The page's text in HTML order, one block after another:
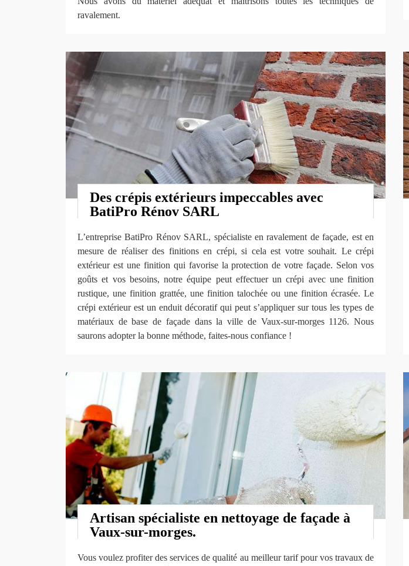
ravalement.
Des crépis extérieurs impeccables avec
BatiPro Rénov SARL
L’entreprise BatiPro Rénov SARL, spécialiste en ravalement de façade, est en
mesure de réaliser des finitions en crépi, si cela est votre souhait. Le crépi
extérieur est une finition qui favorise la protection de votre façade. Selon vos
goûts et vos besoins, notre équipe peut effectuer un crépi avec une finition
rustique, une finition grattée, une finition talochée ou une finition écrasée. Le
crépi extérieur est un enduit décoratif qui peut s’appliquer sur tous les types de
matériaux de base de façade dans la ville de Vaux-sur-morges 1126. Nous
saurons adopter la bonne méthode, faites-nous confiance !
Artisan spécialiste en nettoyage de façade à
Vaux-sur-morges.
Vous voulez profiter des services de qualité au meilleur tarif pour vos travaux de